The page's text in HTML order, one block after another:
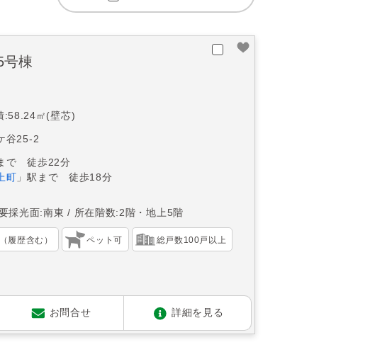
棟
:58.24㎡(壁芯)
谷25-2
で 徒歩22分
町 」駅まで 徒歩18分
採光面:南東 所在階数:2階・地上5階
履歴含む） ペット可 総戸数100戸以上
お問合せ 詳細を見る